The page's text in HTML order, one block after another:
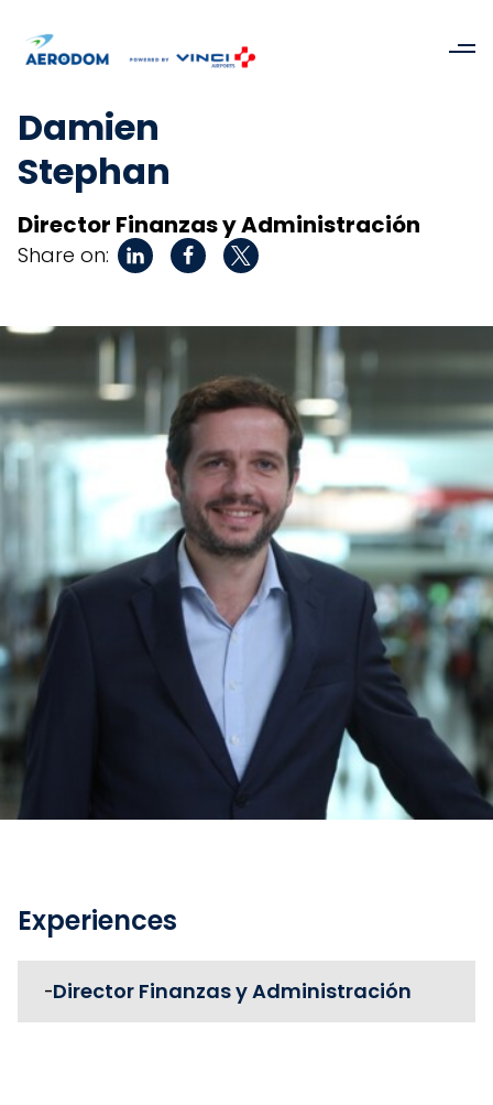
Damien
Stephan
Director Finanzas y Administración
Share on:
Experiences
-Director Finanzas y Administración